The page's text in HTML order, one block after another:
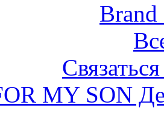
MY SON